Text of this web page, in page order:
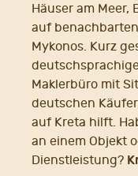
Häuser am Meer,
auf
Mykonos. Kurz
Maklerbüro mit
deutschen
auf Kreta hilft.
an einem Objekt
Dienstleistung?